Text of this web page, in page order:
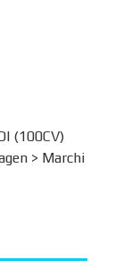
(100CV)
> Marchi